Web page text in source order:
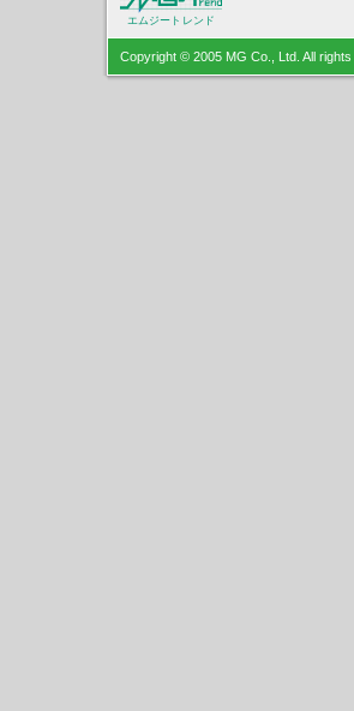
エムジートレンド
Copyright © 2005 MG Co., Ltd. All rights